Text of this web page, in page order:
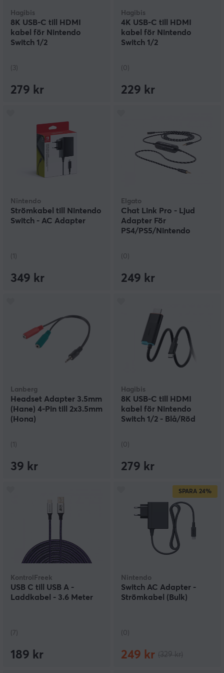
Hagibis
8K USB-C till HDMI
kabel för Nintendo
Switch 1/2
(3)
279 kr
Hagibis
4K USB-C till HDMI
kabel för Nintendo
Switch 1/2
(0)
229 kr
Nintendo
Strömkabel till Nintendo
Switch - AC Adapter
(1)
349 kr
Elgato
Chat Link Pro - Ljud
Adapter För
PS4/PS5/Nintendo
(0)
249 kr
Lanberg
Headset Adapter 3.5mm
(Hane) 4-Pin till 2x3.5mm
(Hona)
(1)
39 kr
Hagibis
8K USB-C till HDMI
kabel för Nintendo
Switch 1/2 - Blå/Röd
(0)
279 kr
KontrolFreek
USB C till USB A -
Laddkabel - 3.6 Meter
(7)
189 kr
SPARA 24%
Nintendo
Switch AC Adapter -
Strömkabel (Bulk)
(0)
249 kr